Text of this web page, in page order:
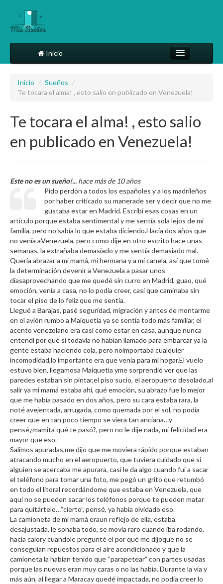
Inicio
Diccionario
Inicio / Sueños /
Te tocara el alma! , esto salio en publicado en Venezuela!
Te tocara el alma! , esto salio
en publicado en Venezuela!
Este no es un sueño!... hace más de 10 años
Pido perdón a todos los españoles y a los madrileños
por haber criticado su manerade ser y decir que no me
gustaba estar en Madrid. Escribí esas cosas en un
artículo porque estaba sentimental y me sentía sola lejos de mi
familia, pero no sabía lo que estaba diciendo.Hacía dos años que
no venía aVenezuela, pero como dije en otro escrito hace unas
semanas, la extrañaba demasiado y me sentía demasiado mal.
Quería abrazar a mi mamá, mi hermana y a mi canela, así que tomé
la determinación devenir a Venezuela a pasar unos
díasaprovechando que me quedé sin curro en Madrid, guao, qué
emoción, venía a casa, no lo podía creer, casi que caminaba sin
tocar el piso de lo feliz que me sentía.
Llegué a Barajas, pasé seguridad, migración y antes de montarme
en el avión rumbo a Maiquetía ya se sentía todo más familiar, el
acento venezolano era casi como estar en casa, aunque nunca
entendí por qué si todavía no habían llamado para embarcar ya la
gente estaba haciendo cola, pero noimportaba cualquier
incomodidad,lo importante era que venía para mi hogar.El vuelo
estuvo bien, llegamosa Maiquetía yme sorprendió ver que las
paredes estaban sin pintar,el piso sucio, el aeropuerto desolado,al
salir ya mi mamá estaba ahí, qué emoción, su abrazo fue lo mejor
que me había pasado en dos años, pero su cara estaba rara, la
noté avejentada, arrugada, como quemada por el sol, no podía
creer que en tan poco tiempo se viera tan anciana…y
pensé¿mamita qué te pasó?, pero no le dije nada, mi felicidad era
mayor que eso.
Salimos apuradas,me dijo que me moviera rápido porque estaban
atracando mucho en el aeropuerto, que tuviera cuidado que si
alguien se acercaba me apurara, casi le da algo cuando fui a sacar
el teléfono para tomar una foto, me pegó un grito que retumbó
en todo el litoral recordándome que estaba en Venezuela, que
aquí no se pueden sacar los teléfonos porque te pueden matar
para quitártelo…“cierto”, pensé, ya había olvidado eso.
La camioneta de mi mamá eraun reflejo de ella, estaba
desajustada, le sonaba todo, se movía raro cuando iba rodando,
hacía calory cuandole pregunté el por qué me dijoque no se
conseguían repuestos para el aire acondicionado y que la
camioneta la habían tenido que “parapetear” con partes usadas
porque las nuevas eran muy caras o no las había. Durante la vía y
más aún, al llegar a Maracay quedé impactada, no podía creer lo